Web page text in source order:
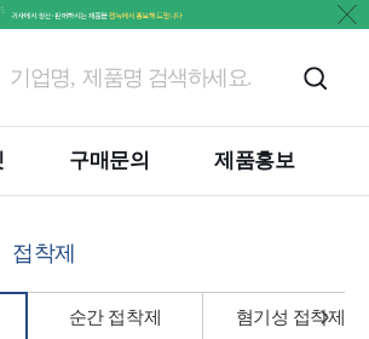
구매문의 제품홍보
접착제
순간 접착제 혐기성 접착제